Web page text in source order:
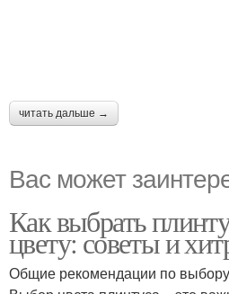
читать дальше →
Вас может
Как выбрать
цвету: советы и
Общие рекомендации по выбору